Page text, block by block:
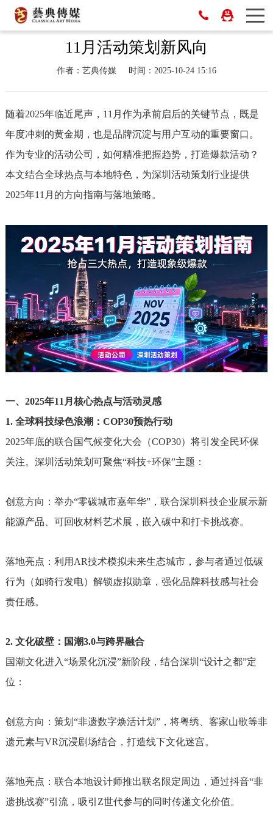
11月活动策划新风向
作者：艺典传媒 时间：2025-10-24 15:16
随着2025年临近尾声，11月作为承前启后的关键节点，既是
年度冲刺的黄金期，也是品牌沉淀与用户互动的重要窗口。
作为专业的活动公司，如何精准把握趋势，打造爆款活动？
本文结合全球热点与本地特色，为深圳活动策划行业提供
2025年11月的方向指南与落地策略。
一、2025年11月核心热点与活动灵感
1. 全球科技绿色浪潮：COP30预热行动
2025年底的联合国气候变化大会（COP30）将引发全民环保
关注。深圳活动策划可聚焦“科技+环保”主题：
创意方向：举办“零碳城市嘉年华”，联合深圳科技企业展示新
能源产品、可回收材料艺术展，嵌入碳中和打卡挑战赛。
落地亮点：利用AR技术模拟未来生态城市，参与者通过低碳
行为（如骑行发电）解锁虚拟勋章，强化品牌科技感与社会
责任感。
2. 文化破壁：国潮3.0与跨界融合
国潮文化进入“场景化沉浸”新阶段，结合深圳“设计之都”定
位：
创意方向：策划“非遗数字焕活计划”，将粤绣、客家山歌等非
遗元素与VR沉浸剧场结合，打造线下文化迷宫。
落地亮点：联合本地设计师推出联名限定周边，通过抖音“非
遗挑战赛”引流，吸引Z世代参与的同时传递文化价值。